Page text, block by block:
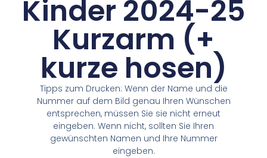
Kinder 2024-25
Kurzarm (+
kurze hosen)
Tipps zum Drucken: Wenn der Name und die
Nummer auf dem Bild genau Ihren Wünschen
entsprechen, müssen Sie sie nicht erneut
eingeben. Wenn nicht, sollten Sie Ihren
gewünschten Namen und Ihre Nummer
eingeben.